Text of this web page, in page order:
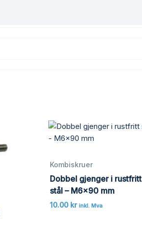
Kombiskruer
Dobbel gjenger i rustfritt
stål – M6x90 mm
10.00 kr inkl. Mva